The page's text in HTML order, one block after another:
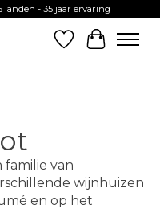
landen - 35 jaar ervaring
Verlanglijst
van
wijnhuizen
en op het